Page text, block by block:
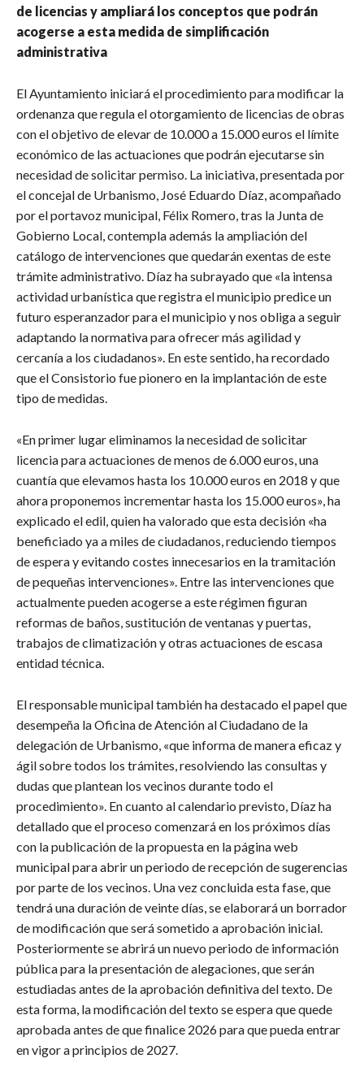
de licencias y ampliará los conceptos que podrán
acogerse a esta medida de simplificación
administrativa
El Ayuntamiento iniciará el procedimiento para modificar la
ordenanza que regula el otorgamiento de licencias de obras
con el objetivo de elevar de 10.000 a 15.000 euros el límite
económico de las actuaciones que podrán ejecutarse sin
necesidad de solicitar permiso. La iniciativa, presentada por
el concejal de Urbanismo, José Eduardo Díaz, acompañado
por el portavoz municipal, Félix Romero, tras la Junta de
Gobierno Local, contempla además la ampliación del
catálogo de intervenciones que quedarán exentas de este
trámite administrativo. Díaz ha subrayado que «la intensa
actividad urbanística que registra el municipio predice un
futuro esperanzador para el municipio y nos obliga a seguir
adaptando la normativa para ofrecer más agilidad y
cercanía a los ciudadanos». En este sentido, ha recordado
que el Consistorio fue pionero en la implantación de este
tipo de medidas.
«En primer lugar eliminamos la necesidad de solicitar
licencia para actuaciones de menos de 6.000 euros, una
cuantía que elevamos hasta los 10.000 euros en 2018 y que
ahora proponemos incrementar hasta los 15.000 euros», ha
explicado el edil, quien ha valorado que esta decisión «ha
beneficiado ya a miles de ciudadanos, reduciendo tiempos
de espera y evitando costes innecesarios en la tramitación
de pequeñas intervenciones». Entre las intervenciones que
actualmente pueden acogerse a este régimen figuran
reformas de baños, sustitución de ventanas y puertas,
trabajos de climatización y otras actuaciones de escasa
entidad técnica.
El responsable municipal también ha destacado el papel que
desempeña la Oficina de Atención al Ciudadano de la
delegación de Urbanismo, «que informa de manera eficaz y
ágil sobre todos los trámites, resolviendo las consultas y
dudas que plantean los vecinos durante todo el
procedimiento». En cuanto al calendario previsto, Díaz ha
detallado que el proceso comenzará en los próximos días
con la publicación de la propuesta en la página web
municipal para abrir un periodo de recepción de sugerencias
por parte de los vecinos. Una vez concluida esta fase, que
tendrá una duración de veinte días, se elaborará un borrador
de modificación que será sometido a aprobación inicial.
Posteriormente se abrirá un nuevo periodo de información
pública para la presentación de alegaciones, que serán
estudiadas antes de la aprobación definitiva del texto. De
esta forma, la modificación del texto se espera que quede
aprobada antes de que finalice 2026 para que pueda entrar
en vigor a principios de 2027.